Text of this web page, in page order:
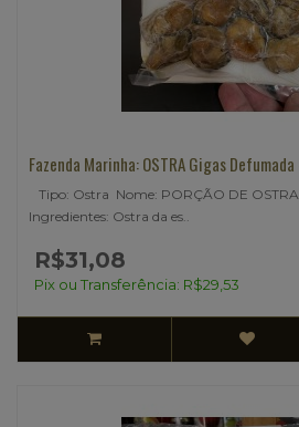
Fazenda Marinha: OSTRA Gigas
Tipo: Ostra Nome: PORÇÃO DE
Ingredientes: Ostra da es..
R$31,08
Pix ou Transferência: R$29,53